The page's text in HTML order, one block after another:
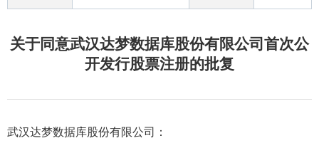
关于同意武汉达梦数据库股份有限公司首次公
开发行股票注册的批复
武汉达梦数据库股份有限公司：